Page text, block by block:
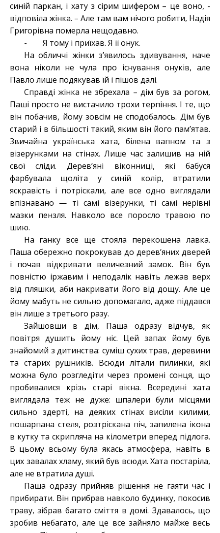
синій паркан, і хату з сірим шифером – це воно, -
відповіла жінка. – Але там вам нічого робити, Надія
Григорівна померла нещодавно.
- Я тому і приїхав. Я її онук.
На обличчі жінки з’явилось здивування, наче
вона ніколи не чула про існування онуків, але
Павло лише подякував їй і пішов далі.
Справді жінка не збрехала – дім був за рогом,
Паші просто не вистачило трохи терпіння. І те, що
він побачив, йому зовсім не сподобалось. Дім був
старий і в більшості такий, яким він його пам’ятав.
Звичайна українська хата, білена вапном та з
візерунками на стінах. Лише час залишив на ній
свої сліди. Дерев’яні віконниці, які бабуся
фарбувала щоліта у синій колір, втратили
яскравість і потріскали, але все одно виглядали
впізнавано — ті самі візерунки, ті самі нерівні
мазки пензля. Навколо все поросло травою по
шию.
На ганку все ще стояла перекошена лавка.
Паша обережно покрокував до дерев’яних дверей
і почав відкривати величезний замок. Він був
повністю іржавим і неподалік навіть лежав верх
від пляшки, аби накривати його від дощу. Але це
йому мабуть не сильно допомагало, адже піддався
він лише з третього разу.
Зайшовши в дім, Паша одразу відчув, як
повітря душить йому ніс. Цей запах йому був
знайомий з дитинства: суміш сухих трав, деревини
та старих рушників. Всюди літали пилинки, які
можна було розгледіти через промені сонця, що
пробивалися крізь старі вікна. Всередині хата
виглядала теж не дуже: шпалери були місцями
сильно здерті, на деяких стінах висіли килими,
пошарпана стеля, розтріскана піч, запилена ікона
в кутку та скрипляча на кілометри вперед підлога.
В цьому всьому була якась атмосфера, навіть в
цих завалах хламу, який був всюди. Хата постаріла,
але не втратила душі.
Паша одразу прийняв рішення не гаяти час і
прибирати. Він прибрав навколо будинку, покосив
траву, зібрав багато сміття в домі. Здавалось, що
зробив небагато, але це все зайняло майже весь